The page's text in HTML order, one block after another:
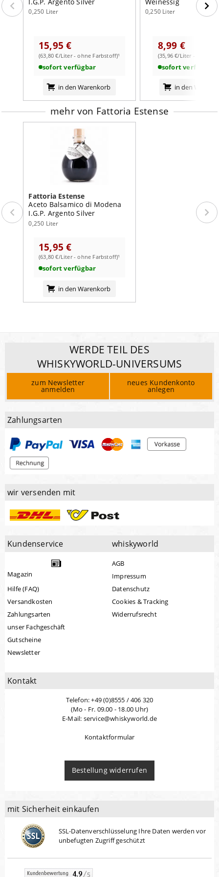
weiterlesen auf der Markenseite von Fattoria Estense
0,250 Liter
15,95 €
(63,80 €/Liter - ohne Farbstoff)¹
sofort verfügbar
in den Warenkorb
0,250 Liter
8,99 €
(35,96 €/Liter - mit
sofort verfügbar
in den
mehr von Fattoria Estense
Fattoria Estense
Aceto Balsamico di Modena
I.G.P. Argento Silver
0,250 Liter
15,95 €
(63,80 €/Liter - ohne Farbstoff)¹
sofort verfügbar
in den Warenkorb
WERDE TEIL DES
WHISKYWORLD-UNIVERSUMS
zum Newsletter
anmelden
neues Kundenkonto
anlegen
Zahlungsarten
wir versenden mit
Kundenservice
Magazin
Hilfe (FAQ)
Versandkosten
Zahlungsarten
unser Fachgeschäft
Gutscheine
Newsletter
whiskyworld
AGB
Impressum
Datenschutz
Cookies & Tracking
Widerrufsrecht
Kontakt
Telefon: +49 (0)8555 / 406 320
(Mo - Fr. 09.00 - 18.00 Uhr)
E-Mail: service@whiskyworld.de
Kontaktformular
Bestellung widerrufen
mit Sicherheit einkaufen
SSL-Datenverschlüsselung Ihre Daten werden vor
unbefugten Zugriff geschützt